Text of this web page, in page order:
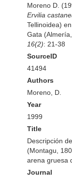
Moreno D.
Ervilia
Tellinoidea)
Gata
16(2): 21-38
SourceID
41494
Authors
Moreno, D.
Year
1999
Title
Descripción
(Montagu,
arena gruesa
Journal